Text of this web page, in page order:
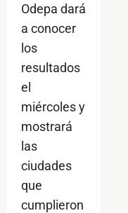
Odepa dará
a conocer
los
resultados
el
miércoles y
mostrará
las
ciudades
que
cumplieron